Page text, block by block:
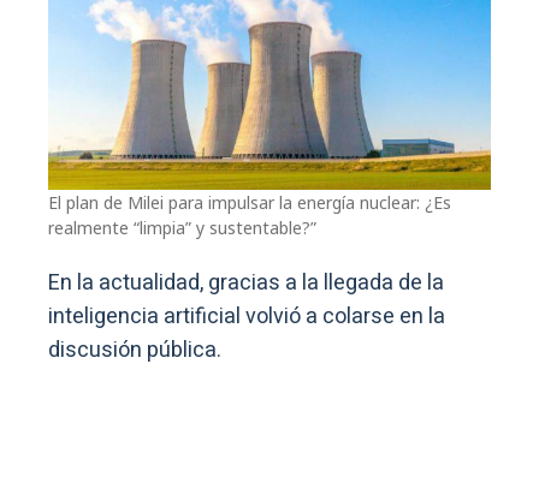
El plan de Milei para impulsar la energía nuclear: ¿Es
realmente “limpia” y sustentable?”
En la actualidad, gracias a la llegada de la
inteligencia artificial volvió a colarse en la
discusión pública.